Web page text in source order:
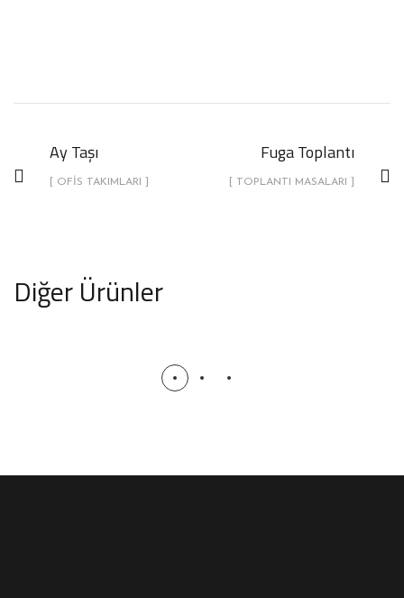
Ay Taşı
[ OFIS TAKIMLARI ]
Fuga Toplantı
[ TOPLANTI MASALARI ]
Diğer Ürünler